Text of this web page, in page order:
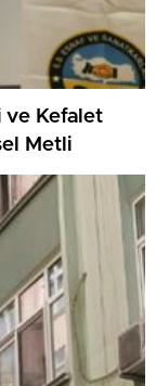
ve Kefalet
Metli